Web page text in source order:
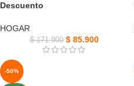
Descuento
HOGAR
$171.900 $ 85.900
-50%